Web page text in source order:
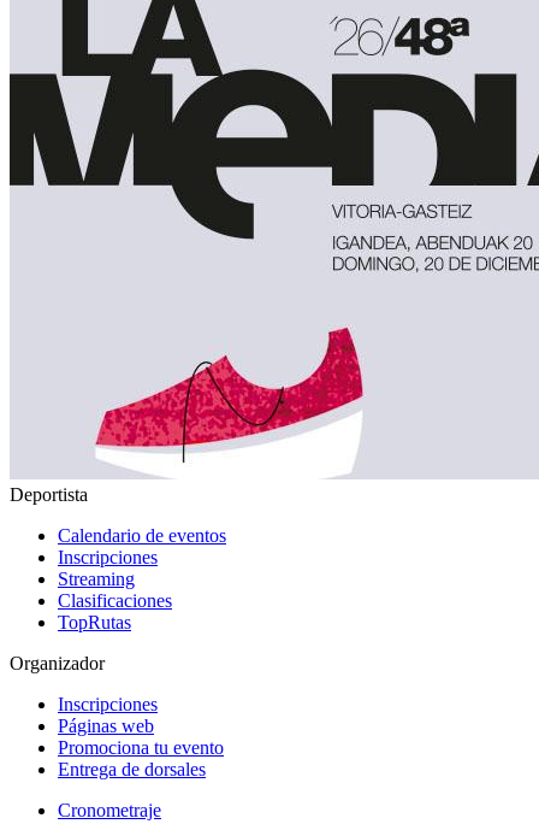
Deportista
Calendario de eventos
Inscripciones
Streaming
Clasificaciones
TopRutas
Organizador
Inscripciones
Páginas web
Promociona tu evento
Entrega de dorsales
Cronometraje